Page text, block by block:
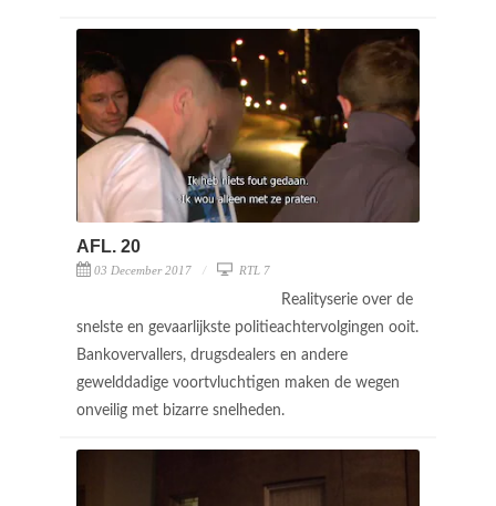
AFL. 20
03 December 2017 RTL 7
Realityserie over de
snelste en gevaarlijkste politieachtervolgingen ooit.
Bankovervallers, drugsdealers en andere
gewelddadige voortvluchtigen maken de wegen
onveilig met bizarre snelheden.